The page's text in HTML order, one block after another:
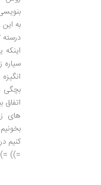
درسته
بچگی
اتفاق
های
کنیم
=))